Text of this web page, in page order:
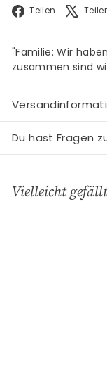
Teilen
"Familie: Wir
zusammen sind
Du hast Fragen
Vielleicht